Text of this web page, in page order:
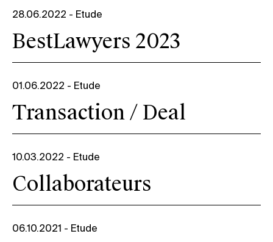
28.06.2022 - Etude
BestLawyers 2023
01.06.2022 - Etude
Transaction / Deal
10.03.2022 - Etude
Collaborateurs
06.10.2021 - Etude